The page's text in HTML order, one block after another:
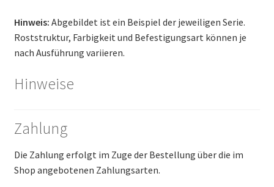
Hinweis: Abgebildet ist ein Beispiel der jeweiligen Serie.
Roststruktur, Farbigkeit und Befestigungsart können je
nach Ausführung variieren.
Hinweise
Zahlung
Die Zahlung erfolgt im Zuge der Bestellung über die im
Shop angebotenen Zahlungsarten.